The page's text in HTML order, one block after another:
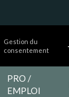
Gestion du
consentement
PRO /
EMPLOI